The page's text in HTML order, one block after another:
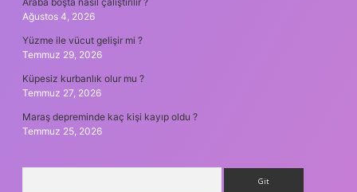
Ağustos 4, 2026
Yüzme ile vücut gelişir mi ?
Temmuz 29, 2026
Küpesiz kurbanlık olur mu ?
Temmuz 27, 2026
Maraş depreminde kaç kişi kayıp oldu ?
Temmuz 25, 2026